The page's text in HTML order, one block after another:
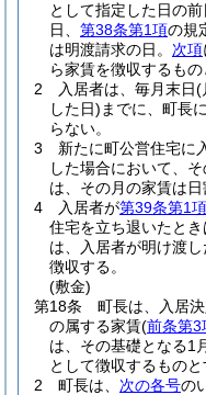
として指定した日の
日、 第38条第1項の規
は明渡請求の日。 次項
ら家賃を徴収するもの
2
入居者は、毎月末日(
した日) までに、町長
らない。
3
新たに町公営住宅に
した場合において、
は、その月の家賃は日
4
入居者が第39条第1項
住宅を立ち退いたとき
は、入居者が明け渡
徴収する。
(敷金)
第18条
町長は、入居
の属する家賃(前条第3
は、その基礎となる1
として徴収するものと
2
町長は、 次の各号の